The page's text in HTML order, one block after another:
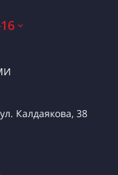
Калдаякова, 38